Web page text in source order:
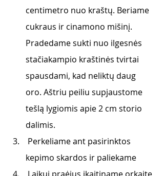
centimetro nuo kraštų. Beriame
cukraus ir cinamono mišinį.
Pradedame sukti nuo ilgesnės
stačiakampio kraštinės tvirtai
spausdami, kad neliktų daug
oro. Aštriu peiliu supjaustome
tešlą lygiomis apie 2 cm storio
dalimis.
kepimo skardos ir paliekame